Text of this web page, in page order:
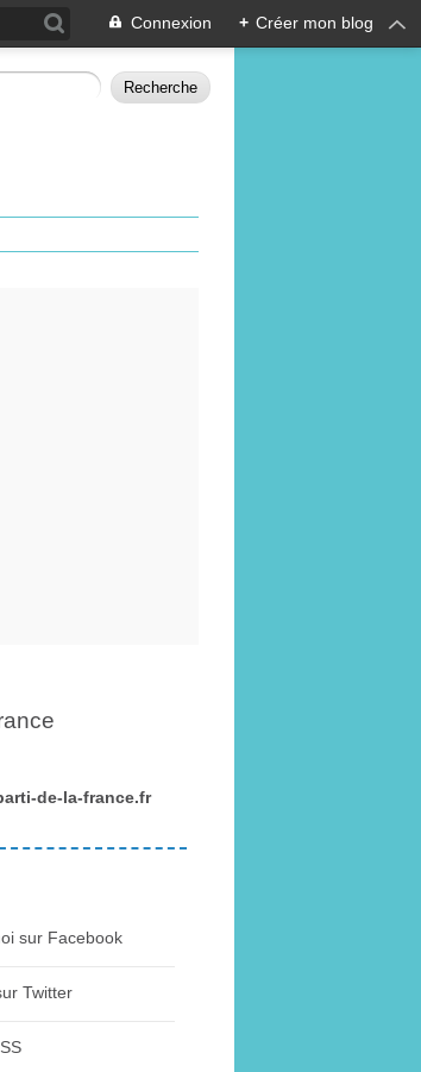
Connexion + Créer mon blog
de-la-france.fr
sur Facebook
Twitter